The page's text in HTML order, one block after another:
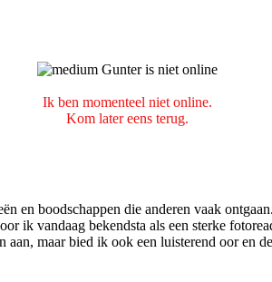
Ik ben momenteel niet online.
Kom later eens terug.
en boodschappen die anderen vaak ontgaan.
ik vandaag bekendsta als een sterke
maar bied ik ook een luisterend oor en